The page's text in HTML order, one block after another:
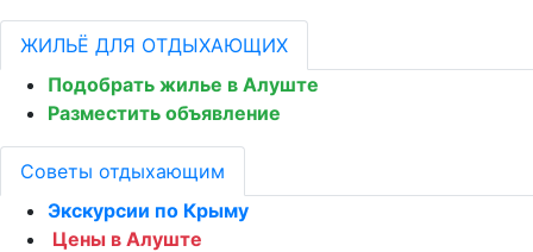
ЖИЛЬЁ ДЛЯ ОТДЫХАЮЩИХ
Подобрать жилье в Алуште
Разместить объявление
Советы отдыхающим
Экскурсии по Крыму
Цены в Алуште